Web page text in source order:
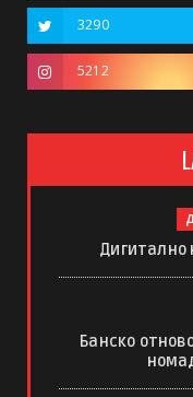
3290
5212
Дигитално
Банско